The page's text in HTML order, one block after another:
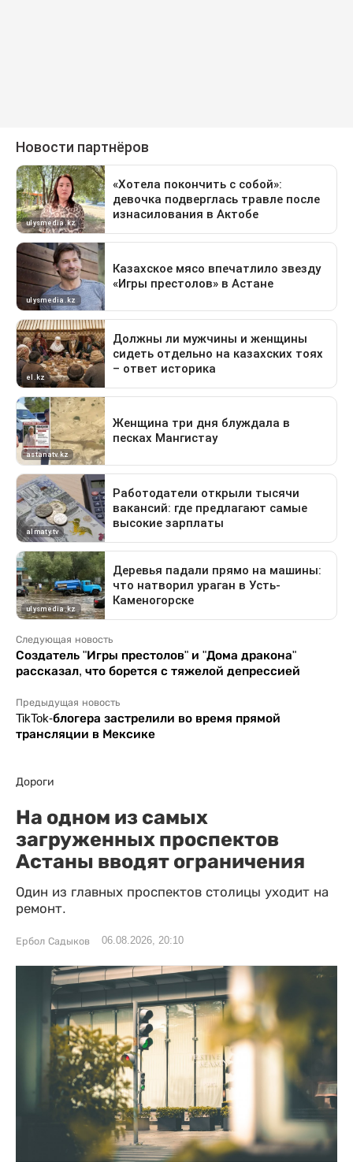
Следующая новость
Создатель "Игры престолов" и "Дома дракона"
рассказал, что борется с тяжелой депрессией
Предыдущая новость
TikTok-блогера застрелили во время прямой
трансляции в Мексике
Дороги
На одном из самых
загруженных проспектов
Астаны вводят ограничения
Один из главных проспектов столицы уходит на
ремонт.
Ербол Садыков 06.08.2026, 20:10